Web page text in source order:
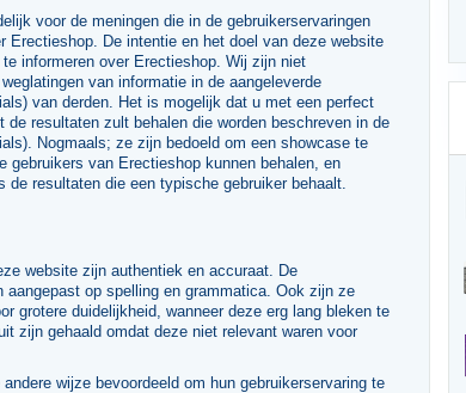
voor de meningen die in de gebruikerservaringen
Erectieshop. De intentie en het doel van deze website
informeren over Erectieshop. Wij zijn niet
van informatie in de aangeleverde
van derden. Het is mogelijk dat u met een perfect
de resultaten zult behalen die worden beschreven in de
Nogmaals; ze zijn bedoeld om een showcase te
gebruikers van Erectieshop kunnen behalen, en
de resultaten die een typische gebruiker behaalt.
website zijn authentiek en accuraat. De
aangepast op spelling en grammatica. Ook zijn ze
grotere duidelijkheid, wanneer deze erg lang bleken te
zijn gehaald omdat deze niet relevant waren voor
wijze bevoordeeld om hun gebruikerservaring te